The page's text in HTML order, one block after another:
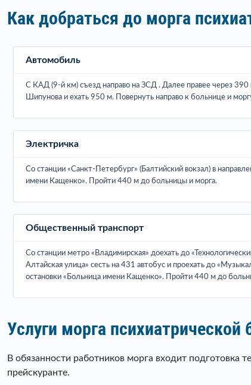
Как добраться до морга
Автомобиль
С КАД (9-й км) съезд направо на ЗСД . Далее правее через
Шипунова и ехать 950 м. Повернуть направо к больнице и
Электричка
Со станции «Санкт-Петербург» (Балтийский вокзал) в
имени Кащенко». Пройти 440 м до больницы и морга.
Общественный транспорт
Со станции метро «Владимирская» доехать до
Алтайская улица» сесть на 431 автобус и проехать до
остановки «Больница имени Кащенко». Пройти 440 м до
Услуги морга
В обязанности работников морга входит
прейскуранте.